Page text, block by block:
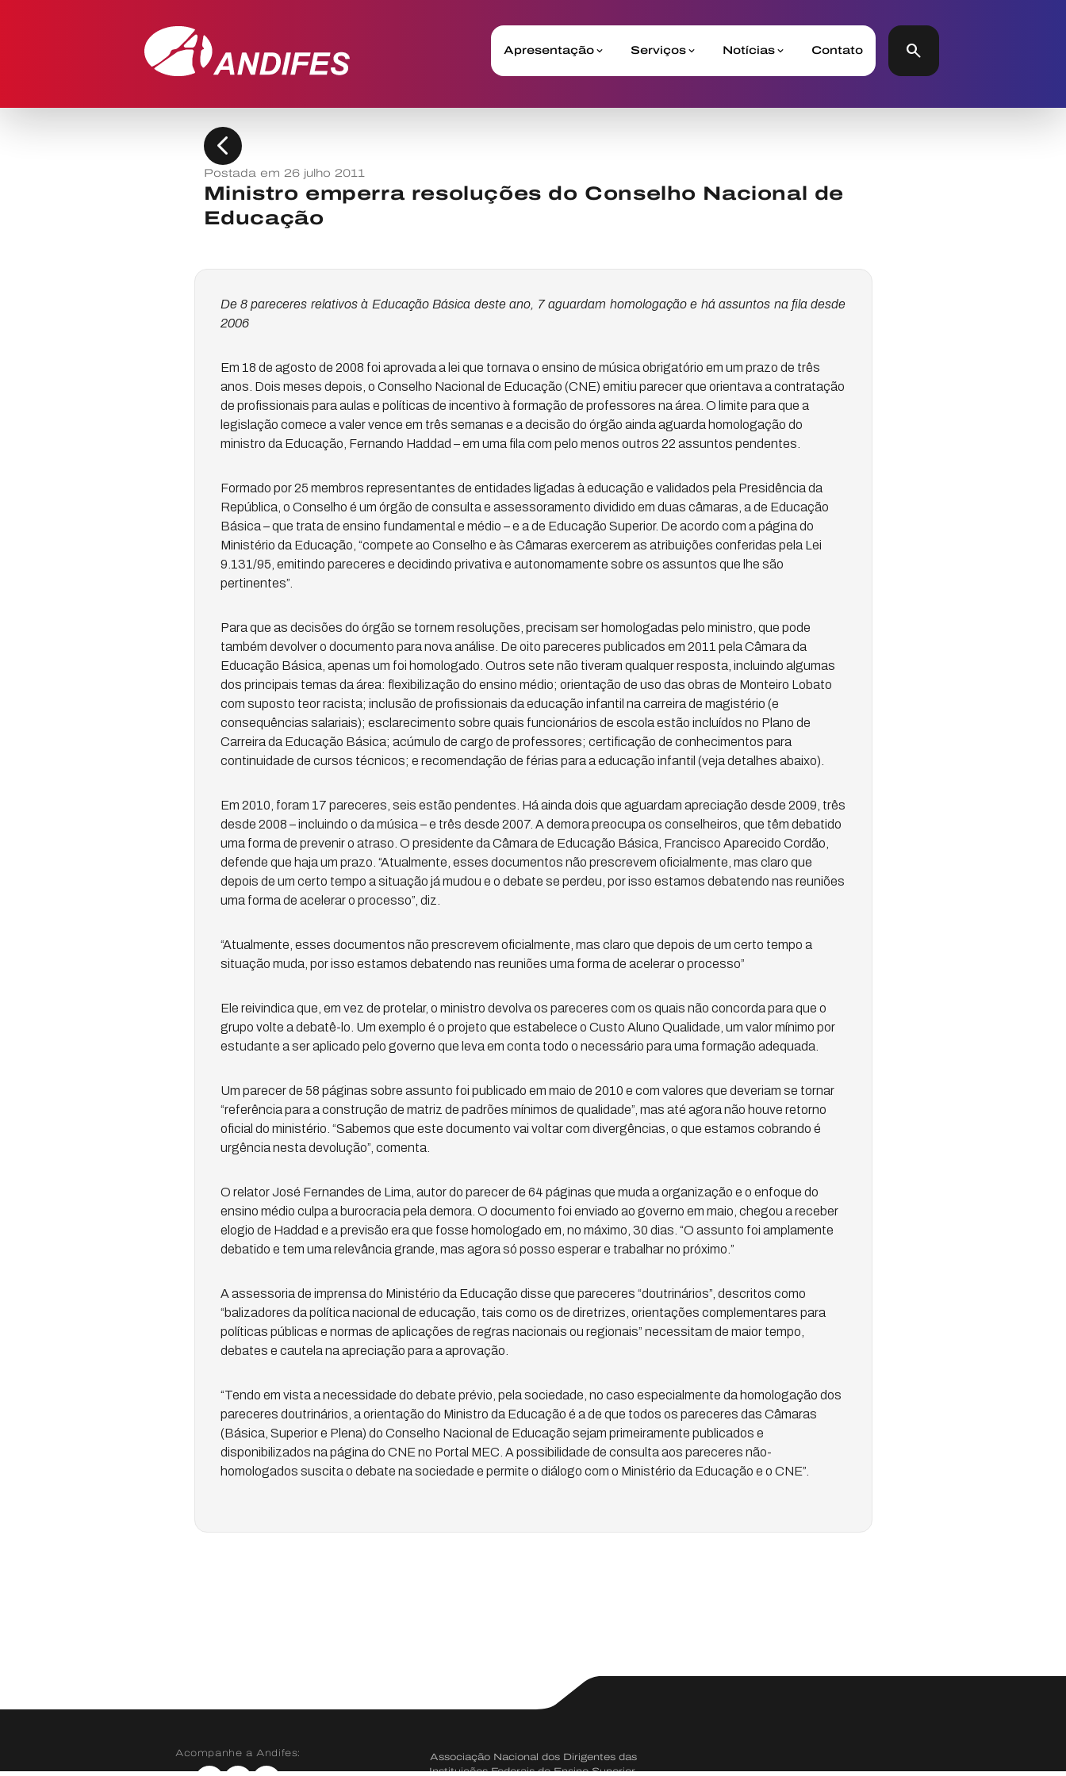
Apresentação Serviços Notícias Contato search
chevron_left
Postada em 26 julho 2011
Ministro emperra resoluções do Conselho Nacional de
Educação
De 8 pareceres relativos à Educação Básica deste ano, 7 aguardam homologação e há assuntos na fila desde
2006
Em 18 de agosto de 2008 foi aprovada a lei que tornava o ensino de música obrigatório em um prazo de três
anos. Dois meses depois, o Conselho Nacional de Educação (CNE) emitiu parecer que orientava a contratação
de profissionais para aulas e políticas de incentivo à formação de professores na área. O limite para que a
legislação comece a valer vence em três semanas e a decisão do órgão ainda aguarda homologação do
ministro da Educação, Fernando Haddad – em uma fila com pelo menos outros 22 assuntos pendentes.
Formado por 25 membros representantes de entidades ligadas à educação e validados pela Presidência da
República, o Conselho é um órgão de consulta e assessoramento dividido em duas câmaras, a de Educação
Básica – que trata de ensino fundamental e médio – e a de Educação Superior. De acordo com a página do
Ministério da Educação, “compete ao Conselho e às Câmaras exercerem as atribuições conferidas pela Lei
9.131/95, emitindo pareceres e decidindo privativa e autonomamente sobre os assuntos que lhe são
pertinentes”.
Para que as decisões do órgão se tornem resoluções, precisam ser homologadas pelo ministro, que pode
também devolver o documento para nova análise. De oito pareceres publicados em 2011 pela Câmara da
Educação Básica, apenas um foi homologado. Outros sete não tiveram qualquer resposta, incluindo algumas
dos principais temas da área: flexibilização do ensino médio; orientação de uso das obras de Monteiro Lobato
com suposto teor racista; inclusão de profissionais da educação infantil na carreira de magistério (e
consequências salariais); esclarecimento sobre quais funcionários de escola estão incluídos no Plano de
Carreira da Educação Básica; acúmulo de cargo de professores; certificação de conhecimentos para
continuidade de cursos técnicos; e recomendação de férias para a educação infantil (veja detalhes abaixo).
Em 2010, foram 17 pareceres, seis estão pendentes. Há ainda dois que aguardam apreciação desde 2009, três
desde 2008 – incluindo o da música – e três desde 2007. A demora preocupa os conselheiros, que têm debatido
uma forma de prevenir o atraso. O presidente da Câmara de Educação Básica, Francisco Aparecido Cordão,
defende que haja um prazo. “Atualmente, esses documentos não prescrevem oficialmente, mas claro que
depois de um certo tempo a situação já mudou e o debate se perdeu, por isso estamos debatendo nas reuniões
uma forma de acelerar o processo”, diz.
“Atualmente, esses documentos não prescrevem oficialmente, mas claro que depois de um certo tempo a
situação muda, por isso estamos debatendo nas reuniões uma forma de acelerar o processo”
Ele reivindica que, em vez de protelar, o ministro devolva os pareceres com os quais não concorda para que o
grupo volte a debatê-lo. Um exemplo é o projeto que estabelece o Custo Aluno Qualidade, um valor mínimo por
estudante a ser aplicado pelo governo que leva em conta todo o necessário para uma formação adequada.
Um parecer de 58 páginas sobre assunto foi publicado em maio de 2010 e com valores que deveriam se tornar
“referência para a construção de matriz de padrões mínimos de qualidade”, mas até agora não houve retorno
oficial do ministério. “Sabemos que este documento vai voltar com divergências, o que estamos cobrando é
urgência nesta devolução”, comenta.
O relator José Fernandes de Lima, autor do parecer de 64 páginas que muda a organização e o enfoque do
ensino médio culpa a burocracia pela demora. O documento foi enviado ao governo em maio, chegou a receber
elogio de Haddad e a previsão era que fosse homologado em, no máximo, 30 dias. “O assunto foi amplamente
debatido e tem uma relevância grande, mas agora só posso esperar e trabalhar no próximo.”
A assessoria de imprensa do Ministério da Educação disse que pareceres “doutrinários”, descritos como
“balizadores da política nacional de educação, tais como os de diretrizes, orientações complementares para
políticas públicas e normas de aplicações de regras nacionais ou regionais” necessitam de maior tempo,
debates e cautela na apreciação para a aprovação.
“Tendo em vista a necessidade do debate prévio, pela sociedade, no caso especialmente da homologação dos
pareceres doutrinários, a orientação do Ministro da Educação é a de que todos os pareceres das Câmaras
(Básica, Superior e Plena) do Conselho Nacional de Educação sejam primeiramente publicados e
disponibilizados na página do CNE no Portal MEC. A possibilidade de consulta aos pareceres não-
homologados suscita o debate na sociedade e permite o diálogo com o Ministério da Educação e o CNE”.
Acompanhe a Andifes:
Associação Nacional dos Dirigentes das
Instituições Federais de Ensino Superior.